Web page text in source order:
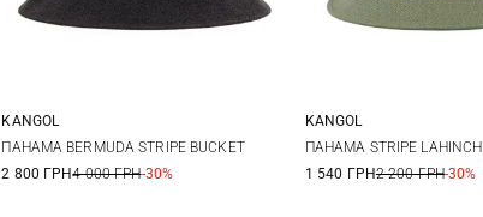
S M L XL
KANGOL
ПАНАМА BERMUDA STRIPE BUCKET
2 800 ГРН4 000 ГРН-30%
S M L
KANGOL
ПАНАМА STRIPE LAHINCH
1 540 ГРН2 200 ГРН-30%